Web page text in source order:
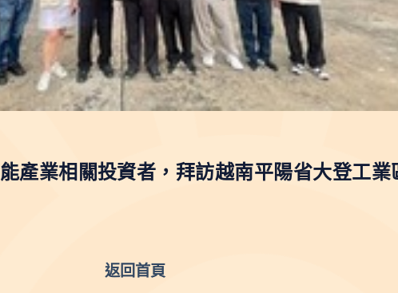
產業相關投資者，拜訪越南平陽省大登工業
返回首頁